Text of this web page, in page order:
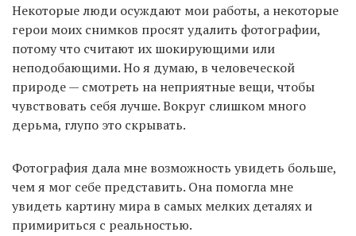
Некоторые люди осуждают мои работы, а некоторые
герои моих снимков просят удалить фотографии,
потому что считают их шокирующими или
неподобающими. Но я думаю, в человеческой
природе — смотреть на неприятные вещи, чтобы
чувствовать себя лучше. Вокруг слишком много
дерьма, глупо это скрывать.
Фотография дала мне возможность увидеть больше,
чем я мог себе представить. Она помогла мне
увидеть картину мира в самых мелких деталях и
примириться с реальностью.